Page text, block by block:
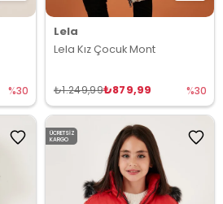
%30
Lela
Lela Kız Çocuk Mont
₺879,99
₺1.249,99 %30
ÜCRETSIZ
KARGO